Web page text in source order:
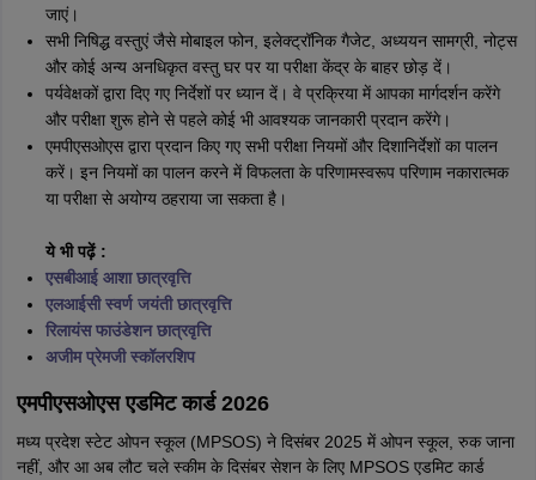
जाएं।
सभी निषिद्ध वस्तुएं जैसे मोबाइल फोन, इलेक्ट्रॉनिक गैजेट, अध्ययन सामग्री, नोट्स
और कोई अन्य अनधिकृत वस्तु घर पर या परीक्षा केंद्र के बाहर छोड़ दें।
पर्यवेक्षकों द्वारा दिए गए निर्देशों पर ध्यान दें। वे प्रक्रिया में आपका मार्गदर्शन करेंगे
और परीक्षा शुरू होने से पहले कोई भी आवश्यक जानकारी प्रदान करेंगे।
एमपीएसओएस द्वारा प्रदान किए गए सभी परीक्षा नियमों और दिशानिर्देशों का पालन
करें। इन नियमों का पालन करने में विफलता के परिणामस्वरूप परिणाम नकारात्मक
या परीक्षा से अयोग्य ठहराया जा सकता है।
ये भी पढ़ें :
एसबीआई आशा छात्रवृत्ति
एलआईसी स्वर्ण जयंती छात्रवृत्ति
रिलायंस फाउंडेशन छात्रवृत्ति
अजीम प्रेमजी स्कॉलरशिप
एमपीएसओएस एडमिट कार्ड 2026
मध्य प्रदेश स्टेट ओपन स्कूल (MPSOS) ने दिसंबर 2025 में ओपन स्कूल, रुक जाना
नहीं, और आ अब लौट चले स्कीम के दिसंबर सेशन के लिए MPSOS एडमिट कार्ड